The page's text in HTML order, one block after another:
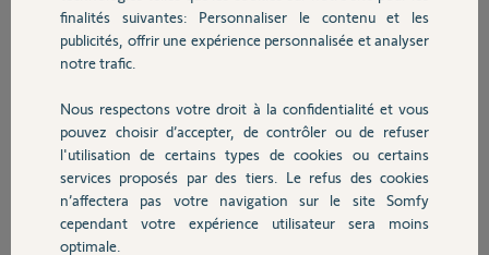
Domotique
Chauffage
Autres produits
La lumière de mon Link ne clignote pas. elle est allumée et fixe
Je vois bien mon Link dans la liste des appareils connectés en 2.4 sur
mon routeur Wifi
J'arrive à lancer la caméra et voir ce qu'il se passe chez moi depuis
l'application
Pas vraiment envie de tenter la reconnexion de mon Link, la dernière
fois TOUS les appareils ont sauté et j'ai mis 2 jours à tout
reconnecter.
Des idées SVP ?
finalités suivantes: Personnaliser le contenu et les
publicités, offrir une expérience personnalisée et analyser
notre trafic.
Nous respectons votre droit à la confidentialité et vous
pouvez choisir d’accepter, de contrôler ou de refuser
l'utilisation de certains types de cookies ou certains
services proposés par des tiers. Le refus des cookies
n’affectera pas votre navigation sur le site Somfy
cependant votre expérience utilisateur sera moins
optimale.